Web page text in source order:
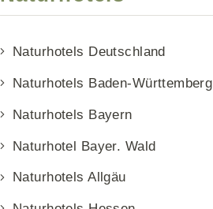
Naturhotels Deutschland
Naturhotels Baden-Württemberg
Naturhotels Bayern
Naturhotel Bayer. Wald
Naturhotels Allgäu